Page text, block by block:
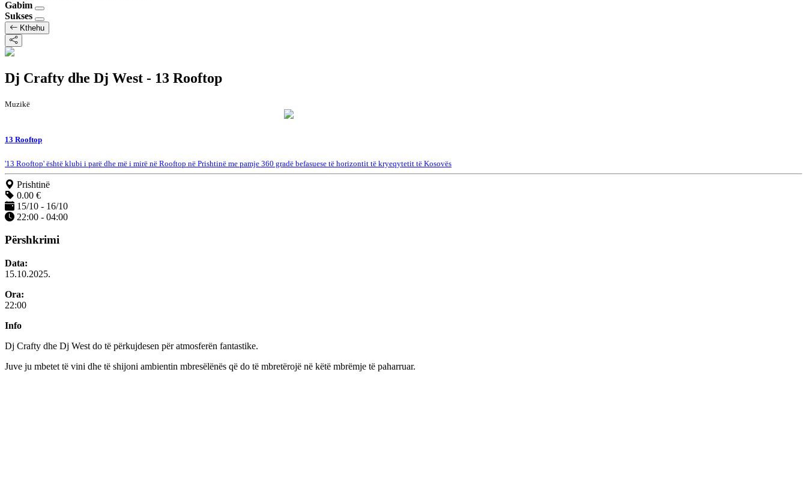
Gabim
Sukses
Kthehu
Dj Crafty dhe Dj West - 13 Rooftop
Muzikë
13 Rooftop
'13 Rooftop' është klubi i parë dhe më i mirë në Rooftop në Prishtinë me pamje 360 ​​gradë befasuese të horizontit të kryeqytetit të Kosovës
Prishtinë
0.00 €
15/10 - 16/10
22:00 - 04:00
Përshkrimi
Data:
15.10.2025.
Ora:
22:00
Info
Dj Crafty dhe Dj West do të përkujdesen për atmosferën fantastike.
Juve ju mbetet të vini dhe të shijoni ambientin mbresëlënës që do të mbretërojë në këtë mbrëmje të paharruar.